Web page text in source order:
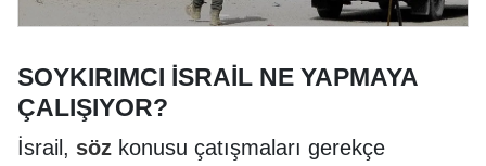
SOYKIRIMCI İSRAİL NE YAPMAYA
ÇALIŞIYOR?
İsrail, söz konusu çatışmaları gerekçe